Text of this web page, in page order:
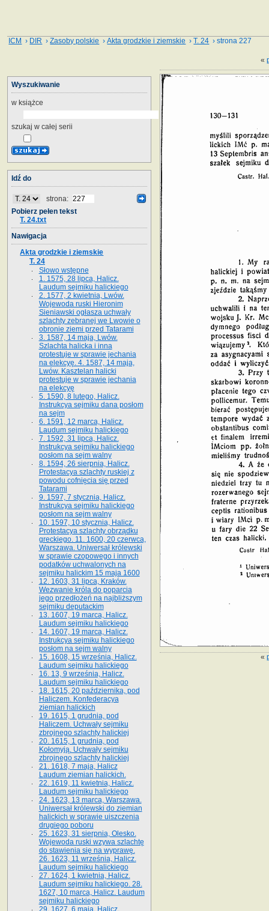
ICM › DIR ›Zasoby polskie ›Akta grodzkie i ziemskie ›T. 24 › strona 227
«
«
Wyszukiwanie
w książce
szukaj w całej serii
Idź do
strona:
Pobierz pełen tekst
T. 24.txt
Nawigacja
Akta grodzkie i ziemskie
T. 24
Słowo wstępne
1. 1575, 28 lipca, Halicz.
Laudum sejmiku halickiego
2. 1577, 2 kwietnia, Lwów.
Wojewoda ruski Hieronim
Sieniawski ogłasza uchwały
szlachty zebranej we Lwowie o
obronie ziemi przed Tatarami
3. 1587, 14 maja, Lwów.
Szlachta halicka i inna
protestuje w sprawie jechania
na elekcyę. 4. 1587, 14 maja,
Lwów. Kasztelan halicki
protestuje w sprawie jechania
na elekcyę
5. 1590, 8 lutego, Halicz.
Instrukcya sejmiku dana posłom
na sejm
6. 1591, 12 marca, Halicz.
Laudum sejmiku halickiego
7. 1592, 31 lipca, Halicz.
Instrukcya sejmiku halickiego
posłom na sejm walny
8. 1594, 26 sierpnia, Halicz.
Protestacya szlachty ruskiej z
powodu cofnięcia się przed
Tatarami
9. 1597, 7 stycznia, Halicz.
Instrukcya sejmiku halickiego
posłom na sejm walny
10. 1597, 10 stycznia, Halicz.
Protestacya szlachty obrządku
greckiego. 11. 1600, 20 czerwca,
Warszawa. Uniwersał królewski
w sprawie czopowego i innych
podatków uchwalonych na
sejmiku halickim 15 maja 1600
12. 1603, 31 lipca, Kraków.
Wezwanie króla do poparcia
jego przedłożeń na najbliższym
sejmiku deputackim
13. 1607, 19 marca, Halicz.
Laudum sejmiku halickiego
14. 1607, 19 marca, Halicz.
Instrukcya sejmiku halickiego
posłom na sejm walny
15. 1608, 15 września, Halicz.
Laudum sejmiku halickiego
16. 13, 9 września, Halicz.
Laudum sejmiku halickiego
18. 1615, 20 października, pod
Haliczem. Konfederacya
ziemian halickich
19. 1615, 1 grudnia, pod
Haliczem. Uchwały sejmiku
zbrojnego szlachty halickiej
20. 1615, 1 grudnia, pod
Kołomyją. Uchwały sejmiku
zbrojnego szlachty halickiej
21. 1618, 7 maja, Halicz
Laudum ziemian halickich.
22. 1619, 11 kwietnia, Halicz.
Laudum sejmiku halickiego
24. 1623, 13 marca, Warszawa.
Uniwersał królewski do ziemian
halickich w sprawie uiszczenia
drugiego poboru
25. 1623, 31 sierpnia, Olesko.
Wojewoda ruski wzywa szlachtę
do stawienia się na wyprawę.
26. 1623, 11 września, Halicz.
Laudum sejmiku halickiego
27. 1624, 1 kwietnia, Halicz.
Laudum sejmiku halickiego. 28.
1627, 10 marca, Halicz. Laudum
sejmiku halickiego
29. 1627, 6 maja, Halicz.